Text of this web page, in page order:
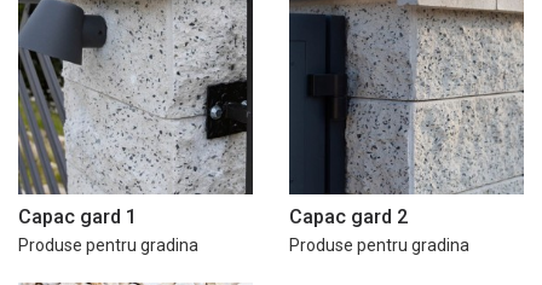
Capac gard 1
Produse pentru gradina
Capac gard 2
Produse pentru gradina